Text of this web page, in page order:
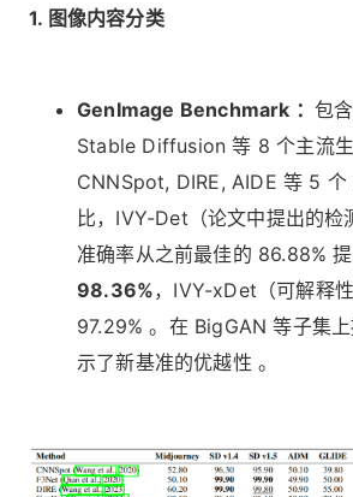
1. 图像内容分类
GenImage Benchmark ： 包
Stable Diffusion 等 8 个主流
CNNSpot, DIRE, AIDE 等 5 个
比，IVY-Det（论文中提出的检
准确率从之前最佳的 86.88%
98.36%，IVY-xDet（可解释
97.29% 。在 BigGAN 等子集
示了新基准的优越性 。